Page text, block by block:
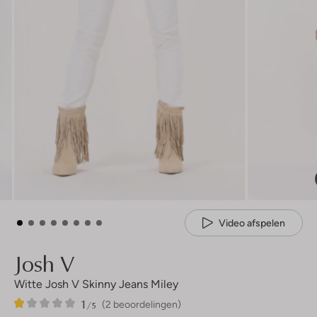
Video afspelen
Josh V
Witte Josh V Skinny Jeans Miley
(2 beoordelingen)
1 /5
2
1